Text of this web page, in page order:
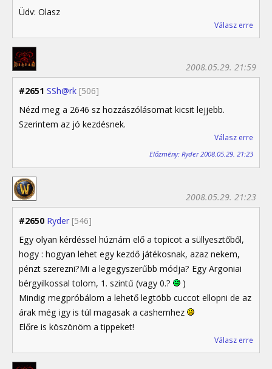
Üdv: Olasz
Válasz erre
#2651 SSh@rk [506]
2008.05.29. 21:59
Nézd meg a 2646 sz hozzászólásomat kicsit lejjebb.
Szerintem az jó kezdésnek.
Válasz erre
Előzmény: Ryder 2008.05.29. 21:23
#2650 Ryder [546]
2008.05.29. 21:23
Egy olyan kérdéssel húznám elő a topicot a süllyesztőből,
hogy : hogyan lehet egy kezdő játékosnak, azaz nekem,
pénzt szerezni?Mi a legegyszerűbb módja? Egy Argoniai
bérgyilkossal tolom, 1. szintű (vagy 0.?
)
Mindig megpróbálom a lehető legtöbb cuccot ellopni de az
árak még igy is túl magasak a cashemhez
Előre is köszönöm a tippeket!
Válasz erre